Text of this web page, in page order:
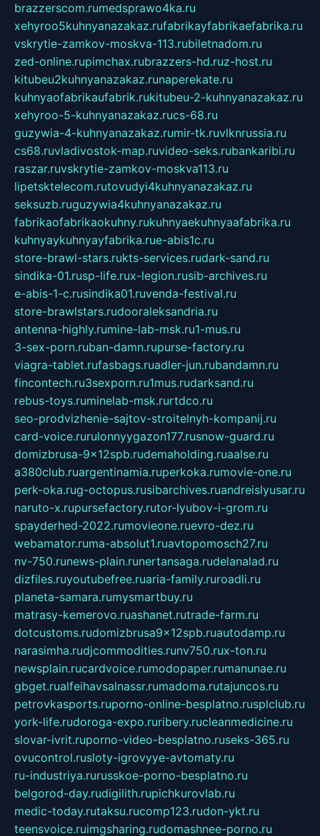
brazzerscom.rumedsprawo4ka.ru
xehyroo5kuhnyanazakaz.rufabrikayfabrikaefabrika.ru
vskrytie-zamkov-moskva-113.rubiletnadom.ru
zed-online.rupimchax.rubrazzers-hd.ruz-host.ru
kitubeu2kuhnyanazakaz.runaperekate.ru
kuhnyaofabrikaufabrik.rukitubeu-2-kuhnyanazakaz.ru
xehyroo-5-kuhnyanazakaz.rucs-68.ru
guzywia-4-kuhnyanazakaz.rumir-tk.ruvlknrussia.ru
cs68.ruvladivostok-map.ruvideo-seks.rubankaribi.ru
raszar.ruvskrytie-zamkov-moskva113.ru
lipetsktelecom.rutovudyi4kuhnyanazakaz.ru
seksuzb.ruguzywia4kuhnyanazakaz.ru
fabrikaofabrikaokuhny.rukuhnyaekuhnyaafabrika.ru
kuhnyaykuhnyayfabrika.rue-abis1c.ru
store-brawl-stars.rukts-services.rudark-sand.ru
sindika-01.rusp-life.rux-legion.rusib-archives.ru
e-abis-1-c.rusindika01.ruvenda-festival.ru
store-brawlstars.rudooraleksandria.ru
antenna-highly.rumine-lab-msk.ru1-mus.ru
3-sex-porn.ruban-damn.rupurse-factory.ru
viagra-tablet.rufasbags.ruadler-jun.rubandamn.ru
fincontech.ru3sexporn.ru1mus.rudarksand.ru
rebus-toys.ruminelab-msk.rurtdco.ru
seo-prodvizhenie-sajtov-stroitelnyh-kompanij.ru
card-voice.rurulonnyygazon177.rusnow-guard.ru
domizbrusa-9x12spb.rudemaholding.ruaalse.ru
a380club.ruargentinamia.ruperkoka.rumovie-one.ru
perk-oka.rug-octopus.rusibarchives.ruandreislyusar.ru
naruto-x.rupursefactory.rutor-lyubov-i-grom.ru
spayderhed-2022.rumovieone.ruevro-dez.ru
webamator.ruma-absolut1.ruavtopomosch27.ru
nv-750.runews-plain.runertansaga.rudelanalad.ru
dizfiles.ruyoutubefree.ruaria-family.ruroadli.ru
planeta-samara.rumysmartbuy.ru
matrasy-kemerovo.ruashanet.rutrade-farm.ru
dotcustoms.rudomizbrusa9x12spb.ruautodamp.ru
narasimha.rudjcommodities.runv750.rux-ton.ru
newsplain.rucardvoice.rumodopaper.rumanunae.ru
gbget.rualfeihavsalnassr.rumadoma.rutajuncos.ru
petrovkasports.ruporno-online-besplatno.rusplclub.ru
york-life.rudoroga-expo.ruribery.rucleanmedicine.ru
slovar-ivrit.ruporno-video-besplatno.ruseks-365.ru
ovucontrol.rusloty-igrovyye-avtomaty.ru
ru-industriya.rurusskoe-porno-besplatno.ru
belgorod-day.rudigilith.rupichkurovlab.ru
medic-today.rutaksu.rucomp123.rudon-ykt.ru
teensvoice.ruimgsharing.rudomashnee-porno.ru